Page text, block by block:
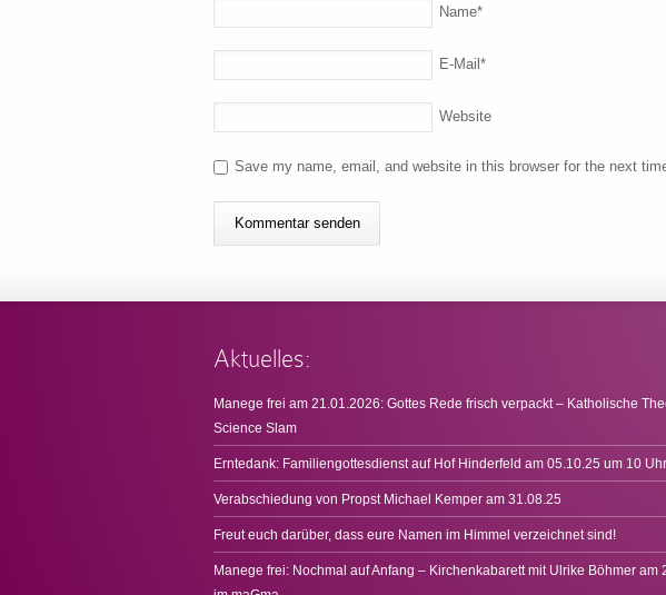
Name*
E-Mail*
Website
Save my name, email, and website in this browser for the next
Aktuelles:
Manege frei am 21.01.2026: Gottes Rede frisch verpackt – Katholische
Science Slam
Erntedank: Familiengottesdienst auf Hof Hinderfeld am 05.10.25 um 10 Uhr
Verabschiedung von Propst Michael Kemper am 31.08.25
Freut euch darüber, dass eure Namen im Himmel verzeichnet sind!
Manege frei: Nochmal auf Anfang – Kirchenkabarett mit Ulrike Böhmer am